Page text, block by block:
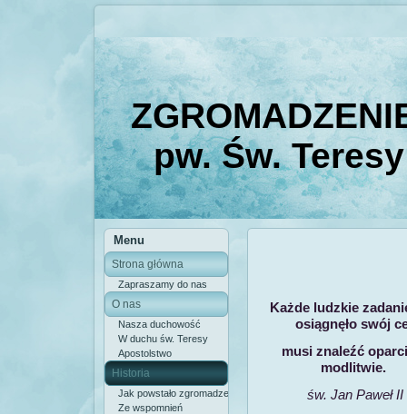
pw. Św.
Menu
Strona główna
Zapraszamy do nas
O nas
Nasza duchowość
W duchu św. Teresy
Apostolstwo
Historia
Jak powstało zgromadzenie
Ze wspomnień
Każde ludzkie
osiągnęło swój
musi znaleźć
modlitwie.
św. Jan Paweł II